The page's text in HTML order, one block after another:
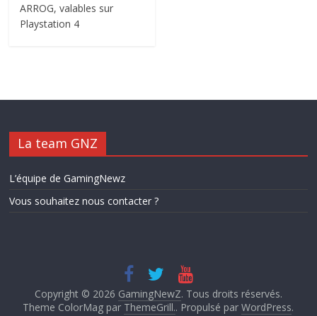
ARROG, valables sur
Playstation 4
La team GNZ
L’équipe de GamingNewz
Vous souhaitez nous contacter ?
Copyright © 2026 GamingNewZ. Tous droits réservés.
Theme ColorMag par ThemeGrill.. Propulsé parWordPress.